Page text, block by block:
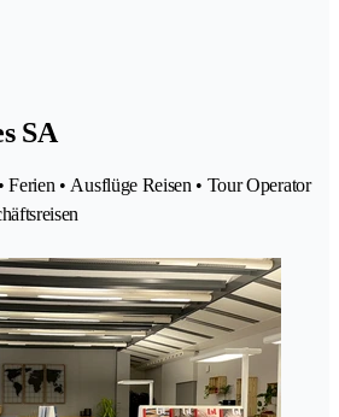
SA
Ferien • Ausflüge Reisen • Tour Operator